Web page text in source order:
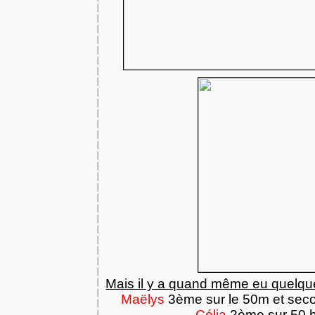
Mais il y a quand même eu
Maëlys 3ème sur le 50m et